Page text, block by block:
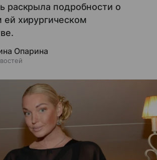
раскрыла подробности о
хирургическом
Опарина